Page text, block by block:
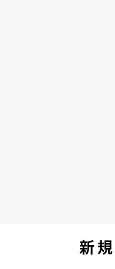
新